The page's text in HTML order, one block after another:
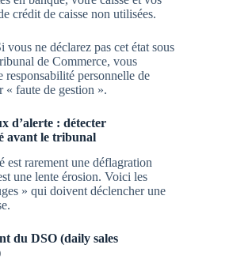
crédit de caisse non utilisées.
vous ne déclarez pas cet état sous
de Commerce, vous
responsabilité personnelle de
« faute de gestion ».
d’alerte : détecter
avant le tribunal
est rarement une déflagration
une lente érosion. Voici les
» qui doivent déclencher une
du DSO (daily sales